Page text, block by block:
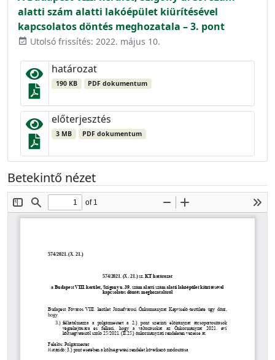
alatti szám alatti lakóépület kiürítésével
kapcsolatos döntés meghozatala – 3. pont
event_available Utolsó frissítés: 2022. május 10.
határozat
190 KB PDF dokumentum
előterjesztés
3 MB PDF dokumentum
Betekintő nézet